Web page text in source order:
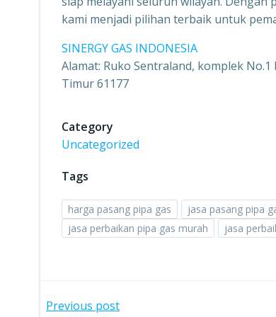
kami menjadi pilihan terbaik untuk
SINERGY GAS INDONESIA
Alamat: Ruko Sentraland, komplek
Timur 61177
Category
Uncategorized
Tags
harga pasang pipa gas jasa pasang pipa
jasa perbaikan pipa gas murah
jasa
Previous post